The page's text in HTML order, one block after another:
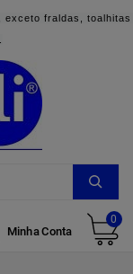
exceto fraldas, toalhitas
Minha Conta
0